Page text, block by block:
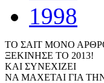
1998
ΤΟ ΣΑΙΤ ΜΟΝΟ
ΞΕΚΙΝΗΣΕ ΤΟ 2013!
ΚΑΙ ΣΥΝΕΧΙΖΕΙ
ΝΑ ΜΑΧΕΤΑΙ ΓΙΑ